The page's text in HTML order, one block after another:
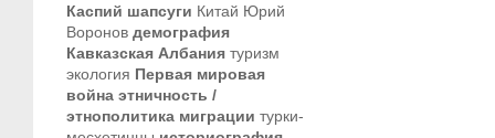
Каспий шапсуги Китай Юрий
Воронов демография
Кавказская Албания туризм
экология Первая мировая
война этничность /
этнополитика миграции турки-